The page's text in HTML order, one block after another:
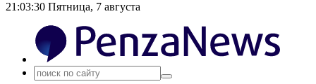
21:03:30 Пятница, 7 августа